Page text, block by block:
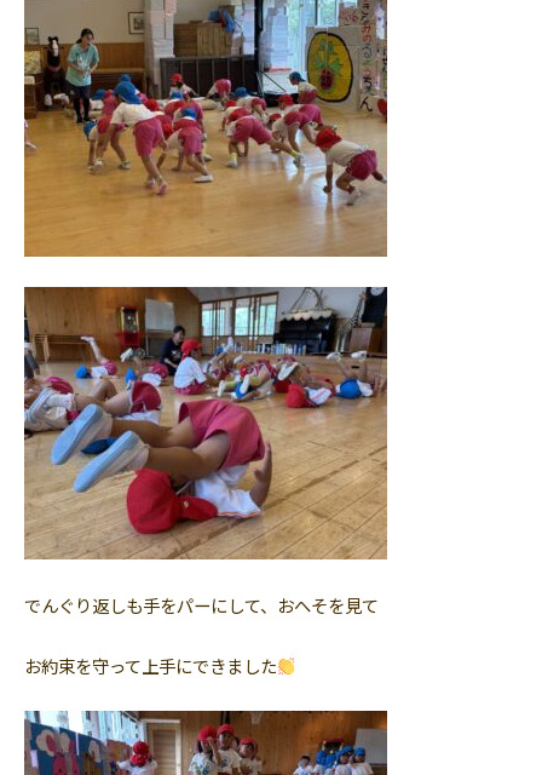
でんぐり返しも手をパーにして、おへそを見て
お約束を守って上手にできました